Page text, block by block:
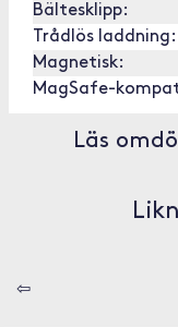
Bältesklipp:
Trådlös laddning:
Magnetisk:
MagSafe-
Läs
⇦